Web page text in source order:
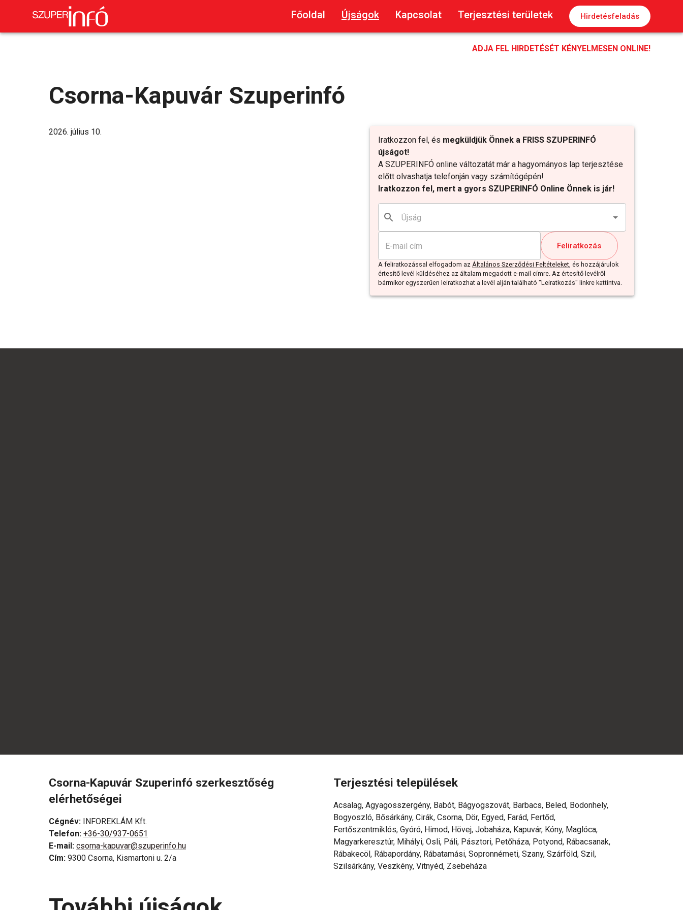
Főoldal Újságok Kapcsolat Terjesztési területek Hirdetésfeladás
ADJA FEL HIRDETÉSÉT KÉNYELMESEN ONLINE!
Csorna-Kapuvár Szuperinfó
Iratkozzon fel, és megküldjük Önnek a FRISS SZUPERINFÓ
újságot!
A SZUPERINFÓ online változatát már a hagyományos lap terjesztése
előtt olvashatja telefonján vagy számítógépén!
Iratkozzon fel, mert a gyors SZUPERINFÓ Online Önnek is jár!
Feliratkozás
A feliratkozással elfogadom az Általános Szerződési Feltételeket, és hozzájárulok
értesítő levél küldéséhez az általam megadott e-mail címre. Az értesítő levélről
bármikor egyszerűen leiratkozhat a levél alján található "Leiratkozás" linkre kattintva.
2026. július 10.
Csorna-Kapuvár Szuperinfó szerkesztőség
elérhetőségei
Cégnév: INFOREKLÁM Kft.
Telefon: +36-30/937-0651
E-mail: csorna-kapuvar@szuperinfo.hu
Cím: 9300 Csorna, Kismartoni u. 2/a
Terjesztési települések
Acsalag, Agyagosszergény, Babót, Bágyogszovát, Barbacs, Beled, Bodonhely,
Bogyoszló, Bősárkány, Cirák, Csorna, Dör, Egyed, Farád, Fertőd,
Fertőszentmiklós, Gyóró, Himod, Hövej, Jobaháza, Kapuvár, Kóny, Maglóca,
Magyarkeresztúr, Mihályi, Osli, Páli, Pásztori, Petőháza, Potyond, Rábacsanak,
Rábakecöl, Rábapordány, Rábatamási, Sopronnémeti, Szany, Szárföld, Szil,
Szilsárkány, Veszkény, Vitnyéd, Zsebeháza